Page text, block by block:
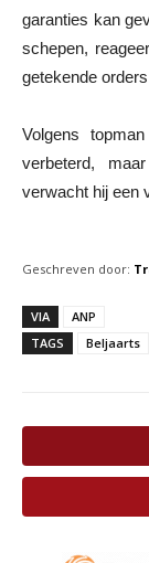
garanties kan
schepen,
getekende
Volgens
verbeterd,
verwacht hij een
Geschreven door:
VIA
ANP
TAGS
Beljaarts